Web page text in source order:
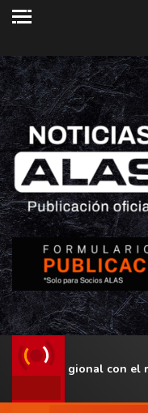
regional con el